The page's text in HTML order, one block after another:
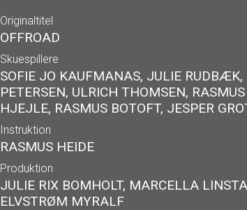
Originaltitel
OFFROAD
Skuespillere
SOFIE JO KAUFMANAS, JULIE
PETERSEN, ULRICH THOMSEN,
HJEJLE, RASMUS BOTOFT, JESPER
Instruktion
RASMUS HEIDE
Produktion
JULIE RIX BOMHOLT, MARCELLA
ELVSTRØM MYRALF